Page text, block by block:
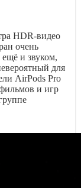
HDR-видео
очень
и звуком,
для
AirPods Pro
и игр